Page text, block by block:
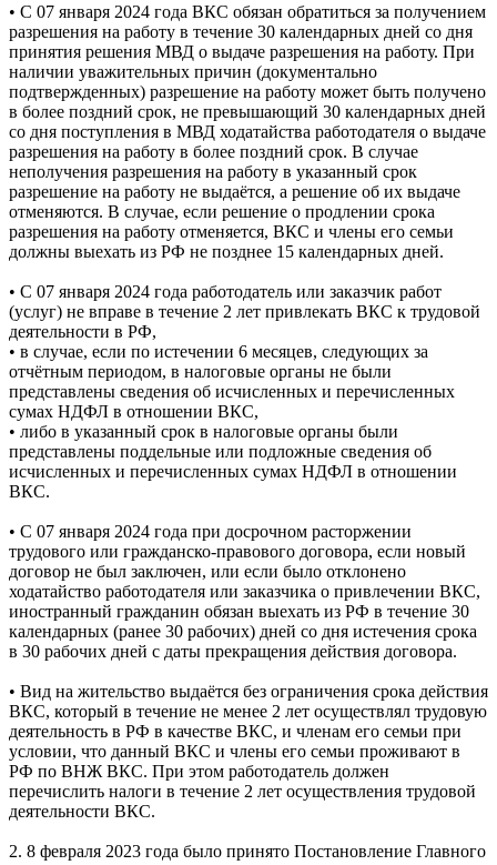
• С 07 января 2024 года ВКС обязан обратиться за получением
разрешения на работу в течение 30 календарных дней со дня
принятия решения МВД о выдаче разрешения на работу. При
наличии уважительных причин (документально
подтвержденных) разрешение на работу может быть получено
в более поздний срок, не превышающий 30 календарных дней
со дня поступления в МВД ходатайства работодателя о выдаче
разрешения на работу в более поздний срок. В случае
неполучения разрешения на работу в указанный срок
разрешение на работу не выдаётся, а решение об их выдаче
отменяются. В случае, если решение о продлении срока
разрешения на работу отменяется, ВКС и члены его семьи
должны выехать из РФ не позднее 15 календарных дней.
• С 07 января 2024 года работодатель или заказчик работ
(услуг) не вправе в течение 2 лет привлекать ВКС к трудовой
деятельности в РФ,
• в случае, если по истечении 6 месяцев, следующих за
отчётным периодом, в налоговые органы не были
представлены сведения об исчисленных и перечисленных
сумах НДФЛ в отношении ВКС,
• либо в указанный срок в налоговые органы были
представлены поддельные или подложные сведения об
исчисленных и перечисленных сумах НДФЛ в отношении
ВКС.
• С 07 января 2024 года при досрочном расторжении
трудового или гражданско-правового договора, если новый
договор не был заключен, или если было отклонено
ходатайство работодателя или заказчика о привлечении ВКС,
иностранный гражданин обязан выехать из РФ в течение 30
календарных (ранее 30 рабочих) дней со дня истечения срока
в 30 рабочих дней с даты прекращения действия договора.
• Вид на жительство выдаётся без ограничения срока действия
ВКС, который в течение не менее 2 лет осуществлял трудовую
деятельность в РФ в качестве ВКС, и членам его семьи при
условии, что данный ВКС и члены его семьи проживают в
РФ по ВНЖ ВКС. При этом работодатель должен
перечислить налоги в течение 2 лет осуществления трудовой
деятельности ВКС.
2. 8 февраля 2023 года было принято Постановление Главного